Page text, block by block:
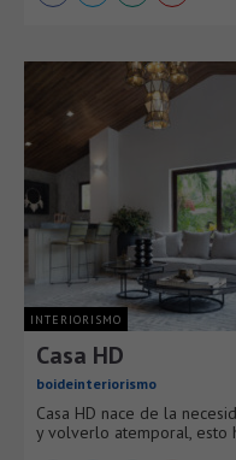
INTERIORISMO
Casa HD
boideinteriorismo
Casa HD nace de la
y volverlo atemporal, esto